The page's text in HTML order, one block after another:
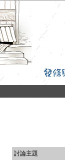
討論主題